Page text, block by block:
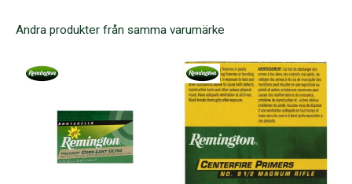
Andra produkter från samma varumärke